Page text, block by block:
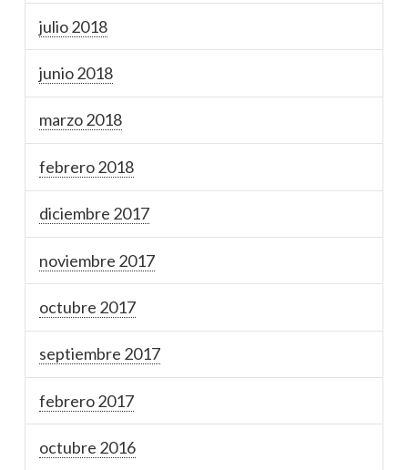
julio 2018
junio 2018
marzo 2018
febrero 2018
diciembre 2017
noviembre 2017
octubre 2017
septiembre 2017
febrero 2017
octubre 2016